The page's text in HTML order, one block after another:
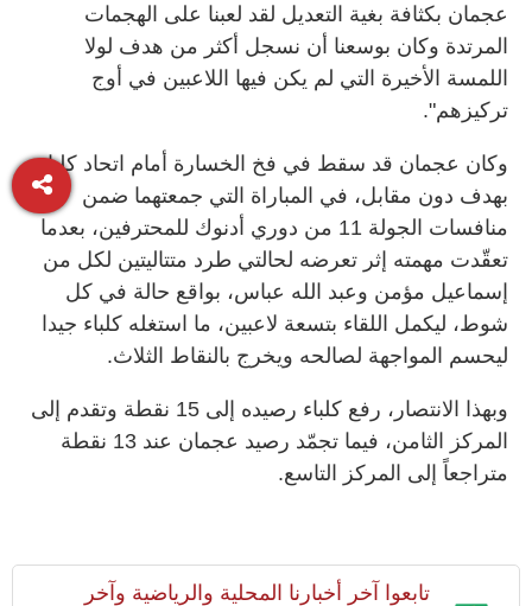
عجمان بكثافة بغية التعديل لقد لعبنا على الهجمات
المرتدة وكان بوسعنا أن نسجل أكثر من هدف لولا
اللمسة الأخيرة التي لم يكن فيها اللاعبين في أوج
تركيزهم".
وكان عجمان قد سقط في فخ الخسارة أمام اتحاد كلباء
بهدف دون مقابل، في المباراة التي جمعتهما ضمن
منافسات الجولة 11 من دوري أدنوك للمحترفين، بعدما
تعقّدت مهمته إثر تعرضه لحالتي طرد متتاليتين لكل من
إسماعيل مؤمن وعبد الله عباس، بواقع حالة في كل
شوط، ليكمل اللقاء بتسعة لاعبين، ما استغله كلباء جيدا
ليحسم المواجهة لصالحه ويخرج بالنقاط الثلاث.
وبهذا الانتصار، رفع كلباء رصيده إلى 15 نقطة وتقدم إلى
المركز الثامن، فيما تجمّد رصيد عجمان عند 13 نقطة
متراجعاً إلى المركز التاسع.
تابعوا آخر أخبارنا المحلية والرياضية وآخر